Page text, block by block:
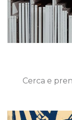
Cerca e